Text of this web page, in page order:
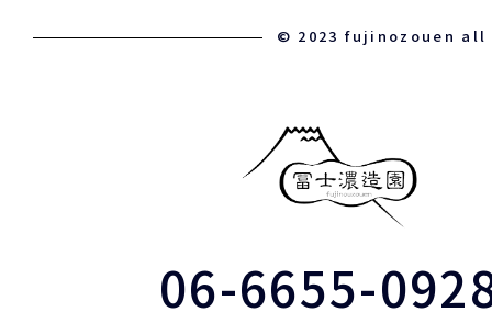
06-6655-
© 2023 fujinozouen